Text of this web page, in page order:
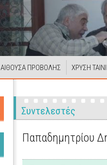
ΑΙΘΟΥΣΑ ΠΡΟΒΟΛΗΣ ΧΡΥΣΗ
Συντελεστές
Παπαδημητρίου